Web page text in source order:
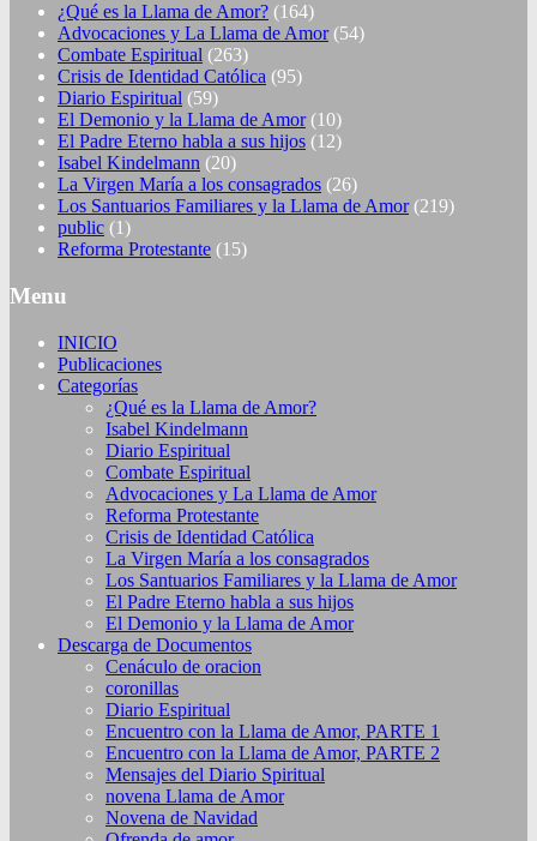
¿Qué es la Llama de Amor? (164)
Advocaciones y La Llama de Amor(54)
Combate Espiritual (263)
Crisis de Identidad Católica (95)
Diario Espiritual (59)
El Demonio y la Llama de Amor(10)
El Padre Eterno habla a sus hijos (12)
Isabel Kindelmann (20)
La Virgen María a los consagrados (26)
Los Santuarios Familiares y la Llama de Amor(219)
public (1)
Reforma Protestante (15)
Menu
INICIO
Publicaciones
Categorías
¿Qué es la Llama de Amor?
Isabel Kindelmann
Diario Espiritual
Combate Espiritual
Advocaciones y La Llama de Amor
Reforma Protestante
Crisis de Identidad Católica
La Virgen María a los consagrados
Los Santuarios Familiares y la Llama de Amor
El Padre Eterno habla a sus hijos
El Demonio y la Llama de Amor
Descarga de Documentos
Cenáculo de oracion
coronillas
Diario Espiritual
Encuentro con la Llama de Amor, PARTE 1
Encuentro con la Llama de Amor, PARTE 2
Mensajes del Diario Spiritual
novena Llama de Amor
Novena de Navidad